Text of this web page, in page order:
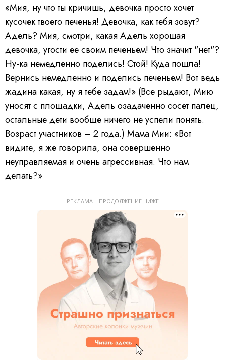
«Мия, ну что ты кричишь, девочка просто хочет
кусочек твоего печенья! Девочка, как тебя зовут?
Адель? Мия, смотри, какая Адель хорошая
девочка, угости ее своим печеньем! Что значит "нет"?
Ну-ка немедленно поделись! Стой! Куда пошла!
Вернись немедленно и поделись печеньем! Вот ведь
жадина какая, ну я тебе задам!» (Все рыдают, Мию
уносят с площадки, Адель озадаченно сосет палец,
остальные дети вообще ничего не успели понять.
Возраст участников – 2 года.) Мама Мии: «Вот
видите, я же говорила, она совершенно
неуправляемая и очень агрессивная. Что нам
делать?»
РЕКЛАМА – ПРОДОЛЖЕНИЕ НИЖЕ